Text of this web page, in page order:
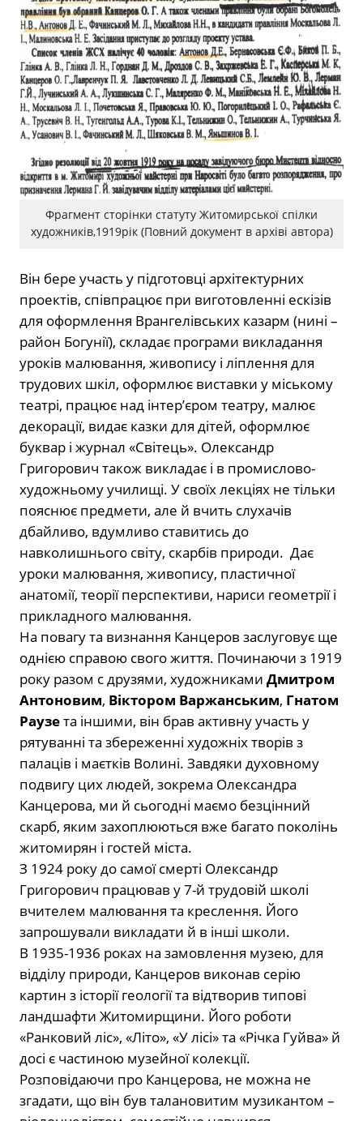
Фрагмент сторінки статуту Житомирської спілки
художників,1919рік (Повний документ в архіві автора)
Він бере участь у підготовці архітектурних
проектів, співпрацює при виготовленні ескізів
для оформлення Врангелівських казарм (нині –
район Богунії), складає програми викладання
уроків малювання, живопису і ліплення для
трудових шкіл, оформлює виставки у міському
театрі, працює над інтер’єром театру, малює
декорації, видає казки для дітей, оформлює
буквар і журнал «Світець». Олександр
Григорович також викладає і в промислово-
художньому училищі. У своїх лекціях не тільки
пояснює предмети, але й вчить слухачів
дбайливо, вдумливо ставитись до
навколишнього світу, скарбів природи. Дає
уроки малювання, живопису, пластичної
анатомії, теорії перспективи, нариси геометрії і
прикладного малювання.
На повагу та визнання Канцеров заслуговує ще
однією справою свого життя. Починаючи з 1919
року разом с друзями, художниками Дмитром
Антоновим, Віктором Варжанським, Гнатом
Раузета іншими, він брав активну участь у
рятуванні та збереженні художніх творів з
палаців і маєтків Волині. Завдяки духовному
подвигу цих людей, зокрема Олександра
Канцерова, ми й сьогодні маємо безцінний
скарб, яким захоплюються вже багато поколінь
житомирян і гостей міста.
З 1924 року до самої смерті Олександр
Григорович працював у 7-й трудовій школі
вчителем малювання та креслення. Його
запрошували викладати й в інші школи.
В 1935-1936 роках на замовлення музею, для
відділу природи, Канцеров виконав серію
картин з історії геології та відтворив типові
ландшафти Житомирщини. Його роботи
«Ранковий ліс», «Літо», «У лісі» та «Річка Гуйва» й
досі є частиною музейної колекції.
Розповідаючи про Канцерова, не можна не
згадати, що він був талановитим музикантом –